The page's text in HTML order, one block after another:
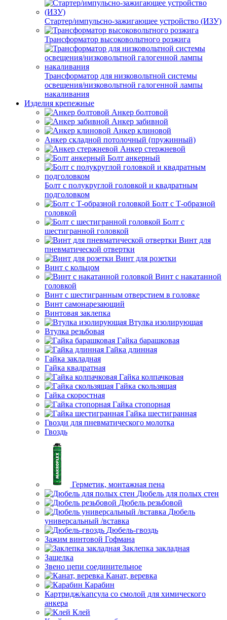
Стартер/импульсно-зажигающее устройство (ИЗУ)
Трансформатор высоковольтного розжига
Трансформатор для низковольтной системы
освещения/низковольтной галогенной лампы
накаливания
Изделия крепежные
Анкер болтовой
Анкер забивной
Анкер клиновой
Анкер складной потолочный (пружинный)
Анкер стержневой
Болт анкерный
Болт с полукруглой головкой и квадратным
подголовком
Болт с Т-образной
головкой
Болт с
шестигранной головкой
Винт для
пневматической отвертки
Винт для розетки
Винт с кольцом
Винт с накатанной
головкой
Винт с шестигранным отверстием в головке
Винт самонарезающий
Винтовая заклепка
Втулка изолирующая
Втулка резьбовая
Гайка барашковая
Гайка длинная
Гайка закладная
Гайка квадратная
Гайка колпачковая
Гайка скользящая
Гайка скоростная
Гайка стопорная
Гайка шестигранная
Гвозди для пневматического молотка
Гвоздь
Герметик, монтажная пена
Дюбель для полых стен
Дюбель резьбовой
Дюбель
универсальный /вставка
Дюбель-гвоздь
Зажим винтовой Гофмана
Заклепка закладная
Защелка
Звено цепи соединительное
Канат, веревка
Карабин
Картридж/капсула со смолой для химического
анкера
Клей